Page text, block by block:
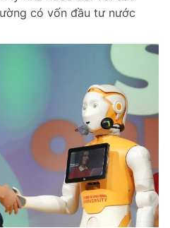
thoại
Liên hệ quảng cáo
0908 780 404
Tòa soạn Chính sách bảo
có vốn đầu tư nước